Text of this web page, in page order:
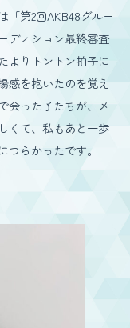
第2回AKB48グルー
ディション最終審査
よりトントン拍子に
感を抱いたのを覚え
会った子たちが、メ
くて、私もあと一歩
らかったです。